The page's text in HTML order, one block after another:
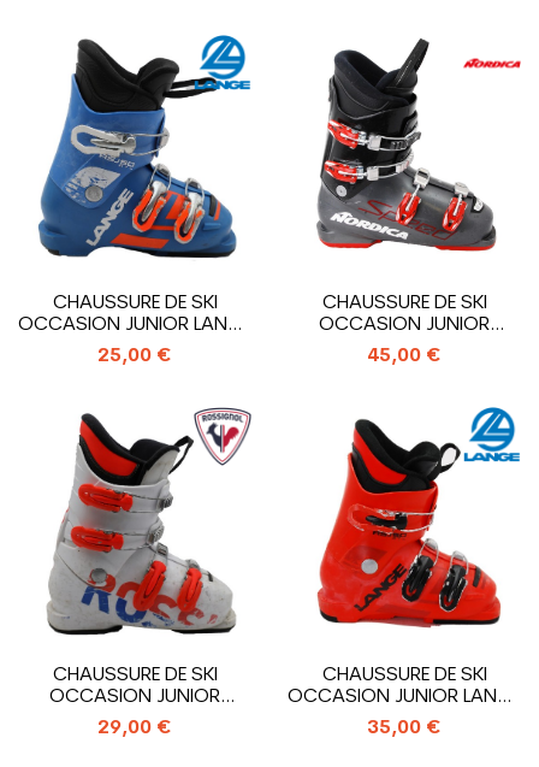
CHAUSSURE DE SKI
OCCASION JUNIOR LANGE
RSJ 50 RTL_3...
25,00 €
CHAUSSURE DE SKI
OCCASION JUNIOR
NORDICA SPEED J4_4...
45,00 €
CHAUSSURE DE SKI
OCCASION JUNIOR
ROSSIGNOL HERO J4_4...
29,00 €
CHAUSSURE DE SKI
OCCASION JUNIOR LANGE
RSJ 50 RTL_3...
35,00 €